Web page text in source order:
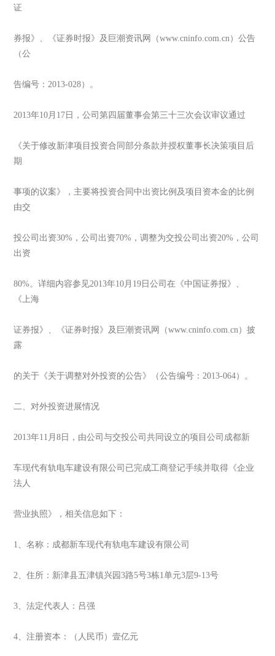
证
券报》、《证券时报》及巨潮资讯网（www.cninfo.com.cn）公告
（公
告编号：2013-028）。
2013年10月17日，公司第四届董事会第三十三次会议审议通过
《关于修改新津项目投资合同部分条款并授权董事长决策项目后
期
事项的议案》，主要将投资合同中出资比例及项目资本金的比例
由交
投公司出资30%，公司出资70%，调整为交投公司出资20%，公司
出资
80%。详细内容参见2013年10月19日公司在《中国证券报》、
《上海
证券报》、《证券时报》及巨潮资讯网（www.cninfo.com.cn）披
露
的关于《关于调整对外投资的公告》（公告编号：2013-064）。
二、对外投资进展情况
2013年11月8日，由公司与交投公司共同设立的项目公司成都新
车现代有轨电车建设有限公司已完成工商登记手续并取得《企业
法人
营业执照》，相关信息如下：
1、名称：成都新车现代有轨电车建设有限公司
2、住所：新津县五津镇兴园3路5号3栋1单元3层9-13号
3、法定代表人：吕强
4、注册资本：（人民币）壹亿元